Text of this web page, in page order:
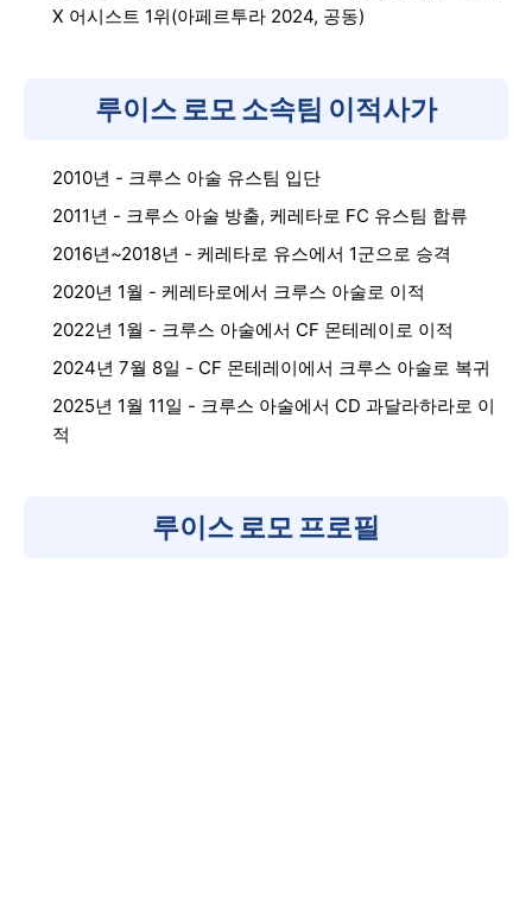
X 어시스트 1위(아페르투라 2024, 공동)
루이스 로모 소속팀 이적사가
2010년 - 크루스 아술 유스팀 입단
2011년 - 크루스 아술 방출, 케레타로 FC 유스팀 합류
2016년~2018년 - 케레타로 유스에서 1군으로 승격
2020년 1월 - 케레타로에서 크루스 아술로 이적
2022년 1월 - 크루스 아술에서 CF 몬테레이로 이적
2024년 7월 8일 - CF 몬테레이에서 크루스 아술로 복귀
2025년 1월 11일 - 크루스 아술에서 CD 과달라하라로 이
적
루이스 로모 프로필